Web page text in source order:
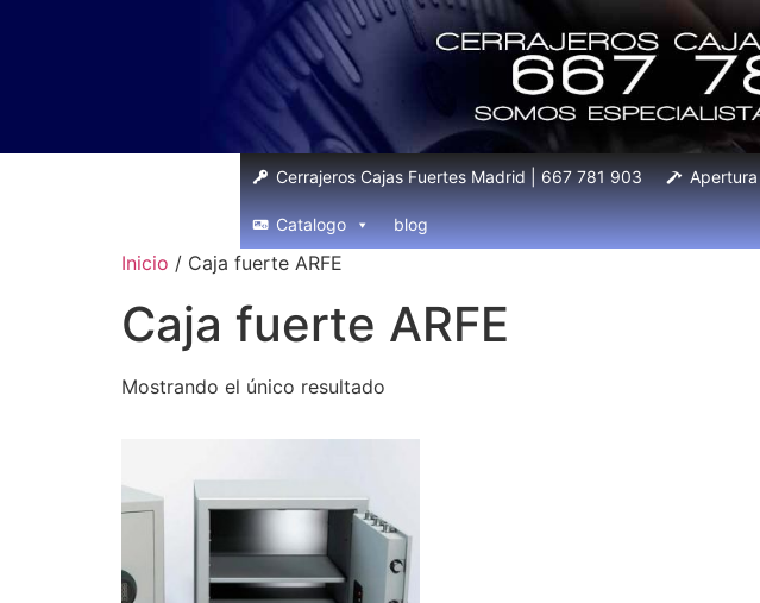
Cerrajeros Cajas Fuertes Madrid | 667 781 903 Apertura
Catalogo blog
Inicio / Caja fuerte ARFE
Caja fuerte ARFE
Mostrando el único resultado